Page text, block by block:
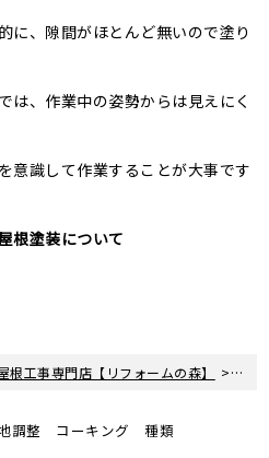
に、隙間がほとんど無いので塗り
は、作業中の姿勢からは見えにく
意識して作業することが大事です
屋根塗装について
工事専門店【リフォームの森】 > 新着
調整 コーキング 種類